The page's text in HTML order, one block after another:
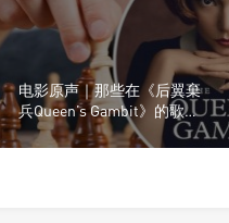
电影原声｜那些在《后翼棄
兵Queen’s Gambit》的歌曲
– QQMusic